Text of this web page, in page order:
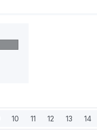
10 11 12 13 14